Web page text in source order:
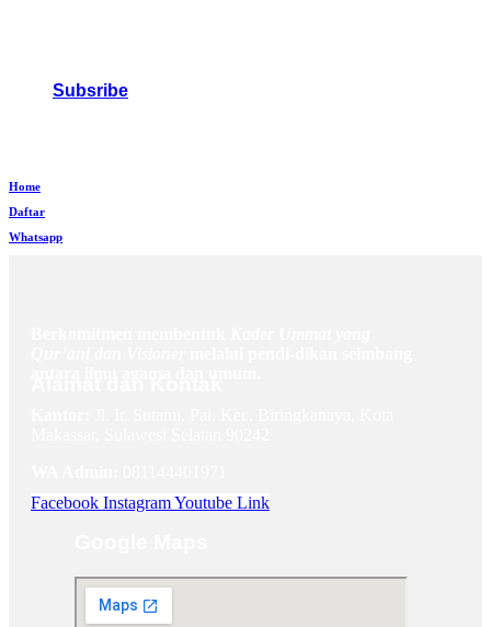
Subsribe
Home
Daftar
Whatsapp
Facebook InstagramYoutube Link